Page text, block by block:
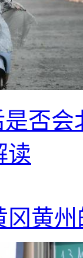
否
读
冈黄